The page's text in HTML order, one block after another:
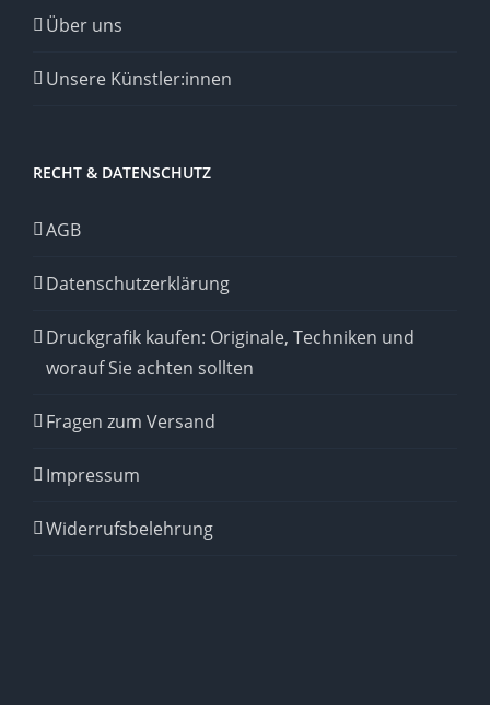
Über uns
Unsere Künstler:innen
RECHT & DATENSCHUTZ
AGB
Datenschutzerklärung
Druckgrafik kaufen: Originale, Techniken und
worauf Sie achten sollten
Fragen zum Versand
Impressum
Widerrufsbelehrung